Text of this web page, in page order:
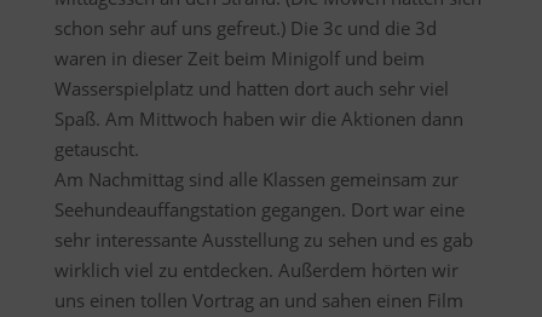
schon sehr auf uns gefreut.) Die 3c und die 3d
waren in dieser Zeit beim Minigolf und beim
Wasserspielplatz und hatten dort auch sehr viel
Spaß. Am Mittwoch haben wir die Aktionen dann
getauscht.
Am Nachmittag sind alle Klassen gemeinsam zur
Seehundeauffangstation gegangen. Dort war eine
sehr interessante Ausstellung zu sehen und es gab
wirklich viel zu entdecken. Außerdem hörten wir
uns einen tollen Vortrag an und sahen einen Film